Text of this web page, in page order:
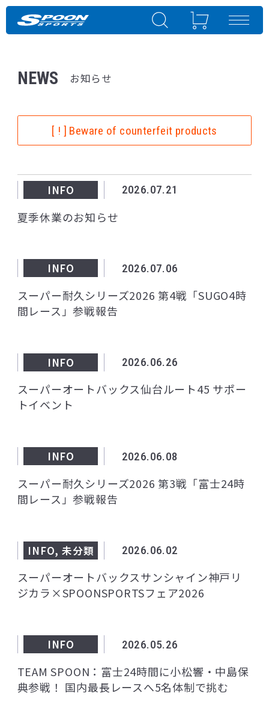
NEWS お知らせ
[ ! ] Beware of counterfeit products
INFO 2026.07.21
夏季休業のお知らせ
INFO 2026.07.06
スーパー耐久シリーズ2026 第4戦「SUGO4時
間レース」参戦報告
INFO 2026.06.26
スーパーオートバックス仙台ルート45 サポー
トイベント
INFO 2026.06.08
スーパー耐久シリーズ2026 第3戦「富士24時
間レース」参戦報告
INFO, 未分類 2026.06.02
スーパーオートバックスサンシャイン神戸リ
ジカラ×SPOONSPORTSフェア2026
INFO 2026.05.26
TEAM SPOON：富士24時間に小松響・中島保
典参戦！ 国内最長レースへ5名体制で挑む